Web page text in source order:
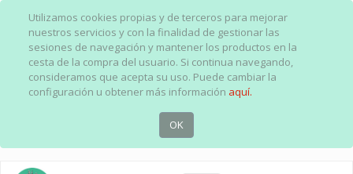
Utilizamos cookies propias y de terceros para mejorar
nuestros servicios y con la finalidad de gestionar las
sesiones de navegación y mantener los productos en la
cesta de la compra del usuario. Si continua navegando,
consideramos que acepta su uso. Puede cambiar la
configuración u obtener más información aquí.
OK